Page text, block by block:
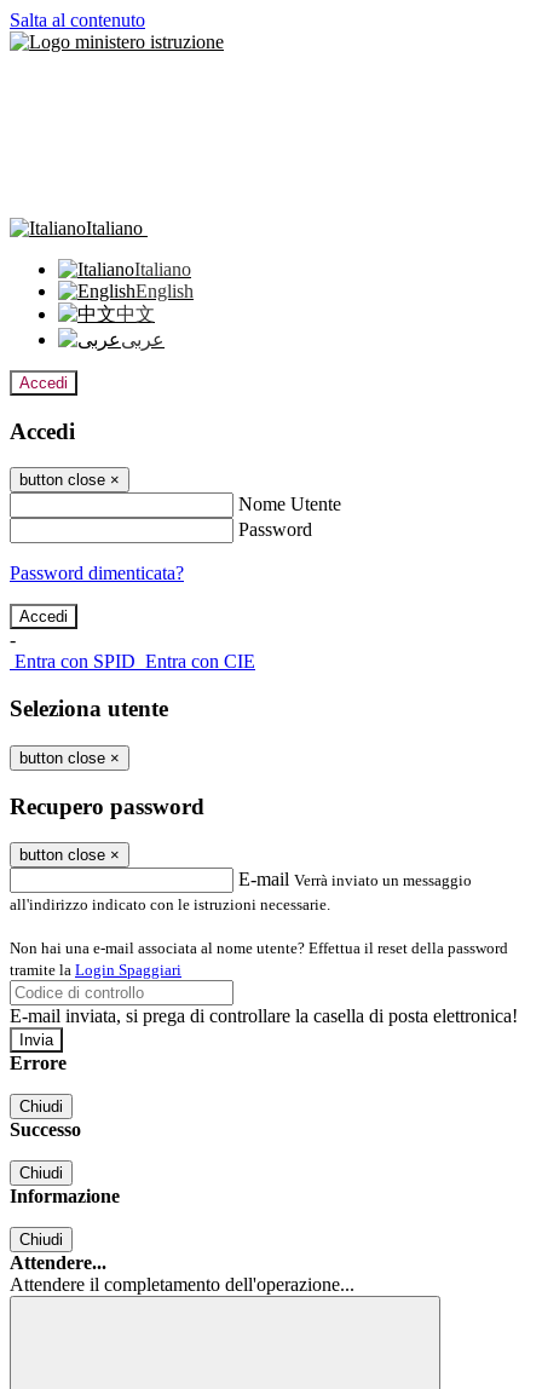
Salta al contenuto
Italiano
Italiano
English
中文
عربى
Accedi
Accedi
button close ×
Nome Utente
Password
Password dimenticata?
-
Entra con SPID Entra con CIE
Seleziona utente
button close ×
Recupero password
button close ×
E-mail Verrà inviato un messaggio
all'indirizzo indicato con le istruzioni necessarie.
Non hai una e-mail associata al nome utente? Effettua il reset della password
tramite la Login Spaggiari
E-mail inviata, si prega di controllare la casella di posta elettronica!
Errore
Chiudi
Successo
Chiudi
Informazione
Chiudi
Attendere...
Attendere il completamento dell'operazione...